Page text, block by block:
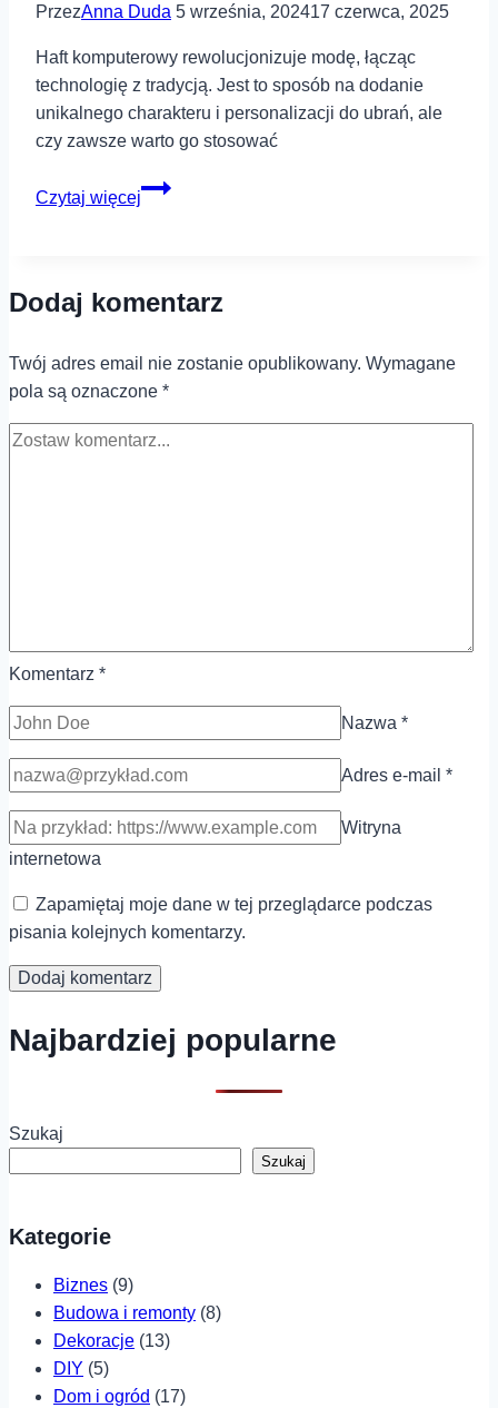
PrzezAnna Duda 5 września, 202417 czerwca, 2025
Haft komputerowy rewolucjonizuje modę, łącząc
technologię z tradycją. Jest to sposób na dodanie
unikalnego charakteru i personalizacji do ubrań, ale
czy zawsze warto go stosować
Czytaj więcej
Wykorzystanie
modzie
czy
warto
stosować?
Dodaj komentarz
Twój adres email nie zostanie opublikowany. Wymagane
pola są oznaczone *
Komentarz *
Nazwa *
Adres e-mail *
Witryna
internetowa
Zapamiętaj moje dane w tej przeglądarce podczas
pisania kolejnych komentarzy.
Najbardziej popularne
Szukaj
Szukaj
Kategorie
Biznes (9)
Budowa i remonty (8)
Dekoracje (13)
DIY (5)
Dom i ogród (17)